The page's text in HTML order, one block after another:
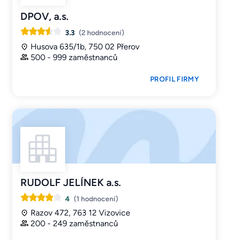
DPOV, a.s.
3.3 (2 hodnocení)
Husova 635/1b, 750 02 Přerov
500 - 999 zaměstnanců
PROFIL FIRMY
RUDOLF JELÍNEK a.s.
4 (1 hodnocení)
Razov 472, 763 12 Vizovice
200 - 249 zaměstnanců